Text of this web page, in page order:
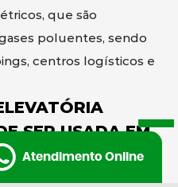
que são
poluentes, sendo
centros logísticos e
SER USADA EM
elevatórias articuladas
Atendimento Online